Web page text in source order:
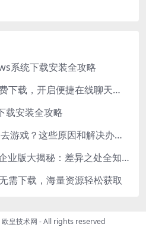
系统下载安装全攻略
PHP网页聊天源码免费下载，开启便捷在线聊天开发之旅
载安装全攻略
方舟mod服务器进不去游戏？这些原因和解决办法你得知道
Windows7旗舰版与企业版大揭秘：差异之处全知晓
需下载，海量资源轻松获取
欧皇技术网 - All rights reserved